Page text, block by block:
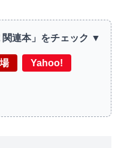
連本」をチェック ▼
Yahoo!